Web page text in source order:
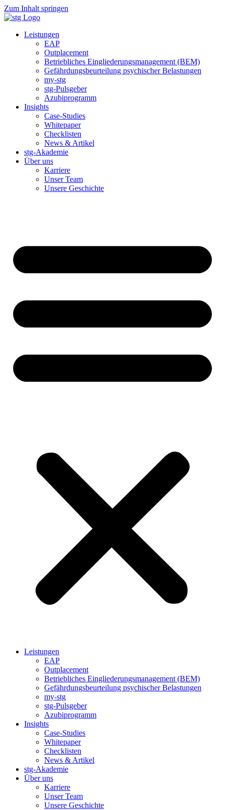
Zum Inhalt springen
Leistungen
EAP
Outplacement
Betriebliches Eingliederungsmanagement (BEM)
Gefährdungsbeurteilung psychischer Belastungen
my-stg
stg-Pulsgeber
Azubiprogramm
Insights
Case-Studies
Whitepaper
Checklisten
News & Artikel
stg-Akademie
Über uns
Karriere
Unser Team
Unsere Geschichte
Leistungen
EAP
Outplacement
Betriebliches Eingliederungsmanagement (BEM)
Gefährdungsbeurteilung psychischer Belastungen
my-stg
stg-Pulsgeber
Azubiprogramm
Insights
Case-Studies
Whitepaper
Checklisten
News & Artikel
stg-Akademie
Über uns
Karriere
Unser Team
Unsere Geschichte